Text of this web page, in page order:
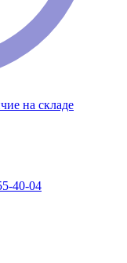
на складе
40-04